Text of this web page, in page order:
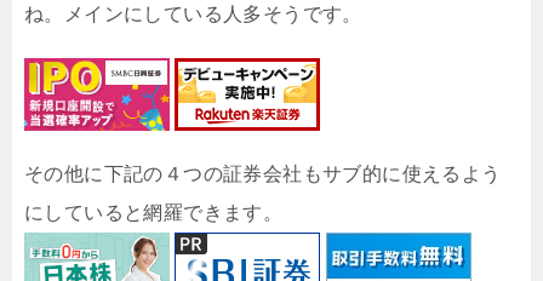
ね。メインにしている人多そうです。
その他に下記の４つの証券会社もサブ的に使えるよう
にしていると網羅できます。